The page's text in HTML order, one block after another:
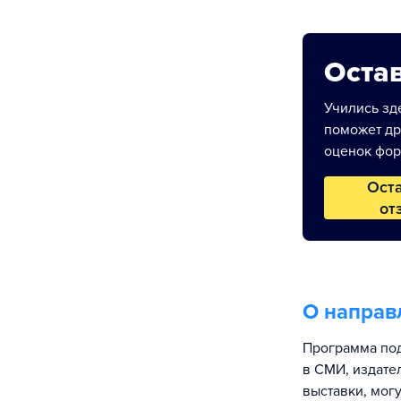
Учились
поможет
оценок
О
Программа
в СМИ,
выставки,